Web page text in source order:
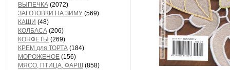
ВЫПЕЧКА (2072)
ЗАГОТОВКИ НА ЗИМУ (569)
КАШИ (48)
КОЛБАСА (206)
КОНФЕТЫ (269)
КРЕМ для ТОРТА (184)
МОРОЖЕНОЕ (156)
МЯСО, ПТИЦА, ФАРШ (858)